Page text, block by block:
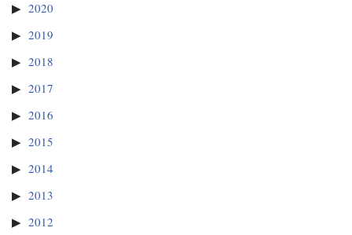
2020
2019
2018
2017
2016
2015
2014
2013
2012